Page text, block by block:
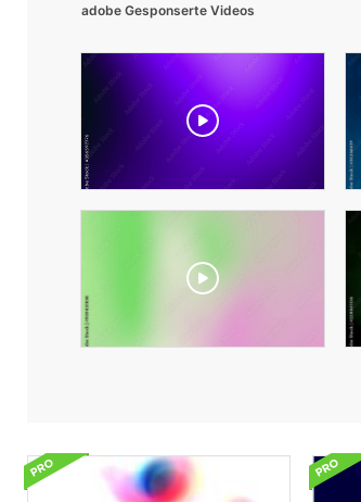
adobe Gesponserte Videos